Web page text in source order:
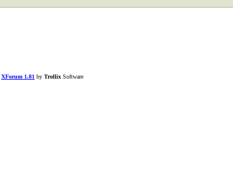
XForum 1.81 by Trollix Software